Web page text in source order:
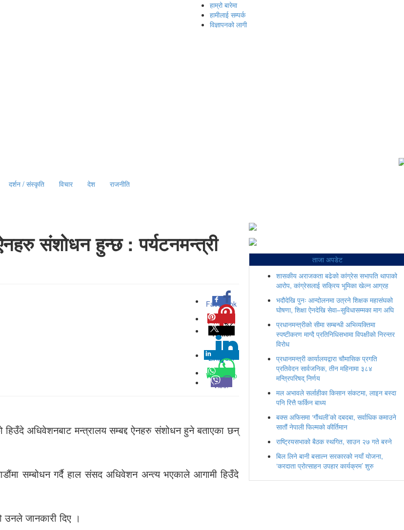
हाम्रो बारेमा
हामीलाई सम्पर्क
विज्ञापनको लागी
दर्शन / संस्कृति विचार देश राजनीति
संशोधन हुन्छ : पर्यटनमन्त्री
Facebook
0
Pinterest
0
Twitter
Linkedin
0
Whatsapp
Viber
अधिवेशनबाट मन्त्रालय सम्बद्द ऐनहरु संशोधन हुने बताएका छन्
सम्बोधन गर्दै हाल संसद अधिवेशन अन्त्य भएकाले आगामी हिउँदे
उनले जानकारी दिए ।
ताजा अपडेट
शासकीय अराजकता बढेको कांग्रेस सभापति थापाको
आरोप, कांग्रेसलाई सक्रिय भूमिका खेल्न आग्रह
भदौदेखि पुनः आन्दोलनमा उत्रने शिक्षक महासंघको
घोषणा, शिक्षा ऐनदेखि सेवा–सुविधासम्मका माग अघि
प्रधानमन्त्रीको सीमा सम्बन्धी अभिव्यक्तिमा
स्पष्टीकरण माग्दै प्रतिनिधिसभामा विपक्षीको निरन्तर
विरोध
प्रधानमन्त्री कार्यालयद्वारा चौमासिक प्रगति
प्रतिवेदन सार्वजनिक, तीन महिनामा ३८४
मन्त्रिपरिषद् निर्णय
मल अभावले सर्लाहीका किसान संकटमा, लाइन बस्दा
पनि रित्तै फर्किन बाध्य
बक्स अफिसमा ‘गौंथली’को दबदबा, सर्वाधिक कमाउने
सातौं नेपाली फिल्मको कीर्तिमान
राष्ट्रियसभाको बैठक स्थगित, साउन २७ गते बस्ने
बिल लिने बानी बसाल्न सरकारको नयाँ योजना,
‘करदाता प्रोत्साहन उपहार कार्यक्रम’ शुरु